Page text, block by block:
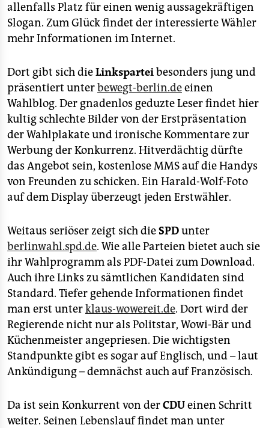
veranstaltungen
shop
unterstützen
abo
genossenschaft
epaper login
allenfalls Platz für einen wenig aussagekräftigen
Slogan. Zum Glück findet der interessierte Wähler
mehr Informationen im Internet.
Dort gibt sich dieLinksparteibesonders jung und
präsentiert unterbewegt-berlin.deeinen
Wahlblog. Der gnadenlos geduzte Leser findet hier
kultig schlechte Bilder von der Erstpräsentation
der Wahlplakate und ironische Kommentare zur
Werbung der Konkurrenz. Hitverdächtig dürfte
das Angebot sein, kostenlose MMS auf die Handys
von Freunden zu schicken. Ein Harald-Wolf-Foto
auf dem Display überzeugt jeden Erstwähler.
Weitaus seriöser zeigt sich dieSPDunter
berlinwahl.spd.de. Wie alle Parteien bietet auch sie
ihr Wahlprogramm als PDF-Datei zum Download.
Auch ihre Links zu sämtlichen Kandidaten sind
Standard. Tiefer gehende Informationen findet
man erst unterklaus-wowereit.de. Dort wird der
Regierende nicht nur als Politstar, Wowi-Bär und
Küchenmeister angepriesen. Die wichtigsten
Standpunkte gibt es sogar auf Englisch, und – laut
Ankündigung – demnächst auch auf Französisch.
Da ist sein Konkurrent von derCDUeinen Schritt
weiter. Seinen Lebenslauf findet man unter